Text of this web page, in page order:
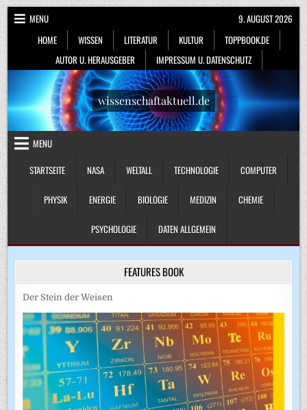
Skip
to
content
MENU
HOME
WISSEN LITERATUR KULTUR
TOPPBOOK.DE
AUTOR U. HERAUSGEBER
IMPRESSUM U. DATENSCHUTZ
9. AUGUST 2026
wissenschaftaktuell.de
MENU
STARTSEITE
NASA WELTALL TECHNOLOGIE COMPUTER
PHYSIK ENERGIE BIOLOGIE MEDIZIN CHEMIE
PSYCHOLOGIE DATEN ALLGEMEIN
FEATURES BOOK
Der Stein der Weisen